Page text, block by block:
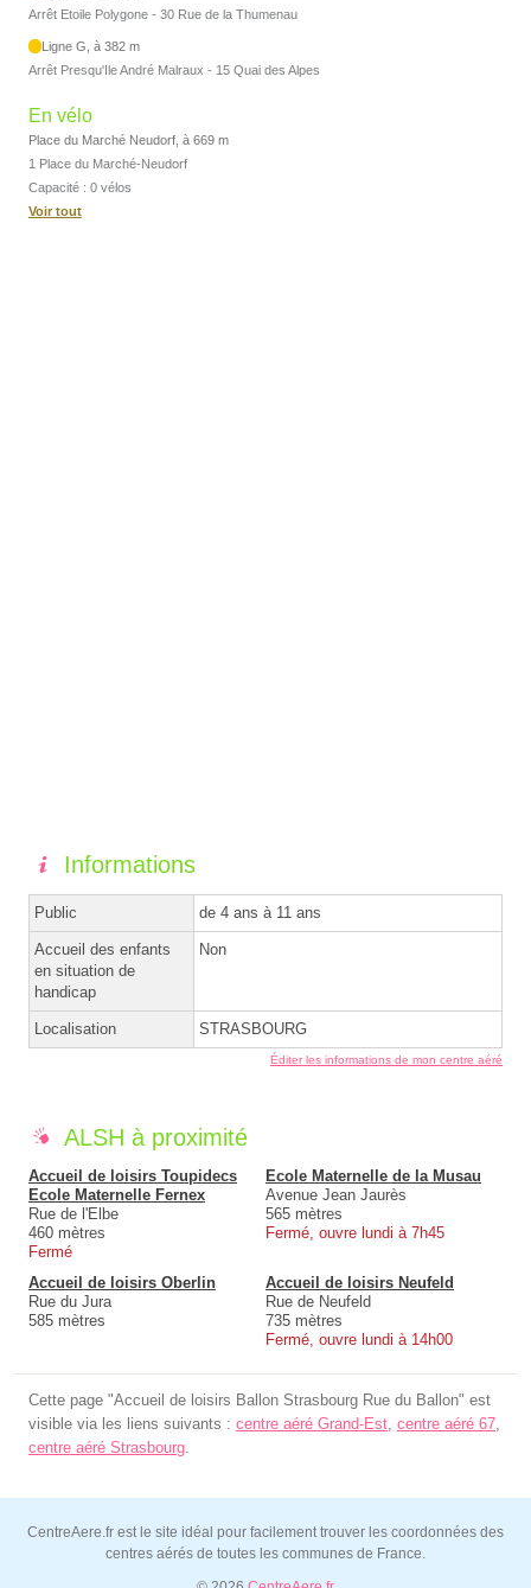
Arrêt Etoile Polygone - 30 Rue de la Thumenau
Ligne G, à 382 m
Arrêt Presqu'Ile André Malraux - 15 Quai des Alpes
En vélo
Place du Marché Neudorf, à 669 m
1 Place du Marché-Neudorf
Capacité : 0 vélos
Voir tout
Informations
Public de 4 ans à 11 ans
Accueil des enfants
en situation de
handicap
Non
Localisation STRASBOURG
Éditer les informations de mon centre aéré
ALSH à proximité
Accueil de loisirs Toupidecs
Ecole Maternelle Fernex
Rue de l'Elbe
460 mètres
Fermé
Ecole Maternelle de la Musau
Avenue Jean Jaurès
565 mètres
Fermé, ouvre lundi à 7h45
Accueil de loisirs Oberlin
Rue du Jura
585 mètres
Accueil de loisirs Neufeld
Rue de Neufeld
735 mètres
Fermé, ouvre lundi à 14h00
Cette page "Accueil de loisirs Ballon Strasbourg Rue du Ballon" est
visible via les liens suivants : centre aéré Grand-Est, centre aéré 67,
centre aéré Strasbourg.
CentreAere.fr est le site idéal pour facilement trouver les coordonnées des
centres aérés de toutes les communes de France.